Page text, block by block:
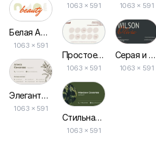
Белая Абстрактная Форма Современного Красоты Студии Награды Визитная Карточка
1063 × 591
Элегантная Бежевая Визитка для Специалиста по Массажу
1063 × 591
1063 × 591
Простое Эстетическое Студия Красоты Волос Награды Запись Визитка
1063 × 591
Стильная Зеленая Визитка для Массажиста в Простом Дизайне
1063 × 591
1063 × 591
Серая и Бежевый Современный Стиль Карточки Визитки для Художника по Волосам
1063 × 591